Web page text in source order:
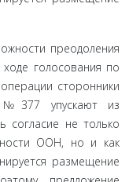
преодо­ления
голосования по
сторонники
№377 упускают из
согласие не только
ООН, но и как
размещение